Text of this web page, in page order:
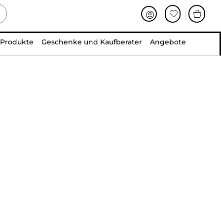
Geschenke und Kaufberater Angebote